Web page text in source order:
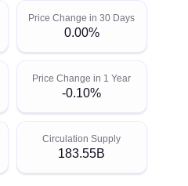
Price Change in 30 Days
0.00%
Price Change in 1 Year
-0.10%
Circulation Supply
183.55B